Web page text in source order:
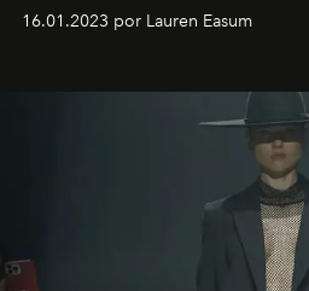
transportador AMTD abrindo
por propósitos, com um claro
16.01.2023 por Lauren Easum